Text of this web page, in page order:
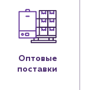
Оптовые
поставки